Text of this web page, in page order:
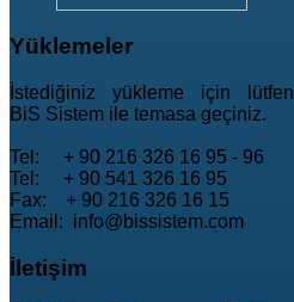
Yüklemeler
İstediğiniz yükleme için lütfen
BiS Sistem ile temasa geçiniz.
Tel: + 90 216 326 16 95 - 96
Tel: + 90 541 326 16 95
Fax: + 90 216 326 16 15
Email: info@bissistem.com
İletişim